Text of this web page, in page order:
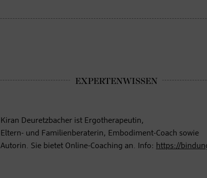
Kiran Deuretzbacher ist Ergotherapeutin,
Eltern- und Familienberaterin, Embodiment-Coach sowie
Autorin. Sie bietet Online-Coaching an. Info: https://